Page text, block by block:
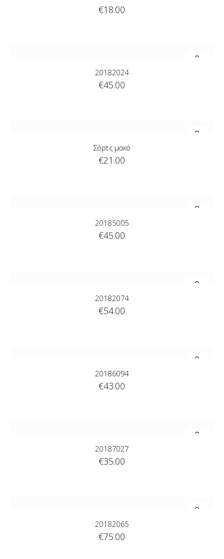
€18.00
20182024
€45.00
Σόρτς μακό
€21.00
20185005
€45.00
20182074
€54.00
20186094
€43.00
20187027
€35.00
20182065
€75.00